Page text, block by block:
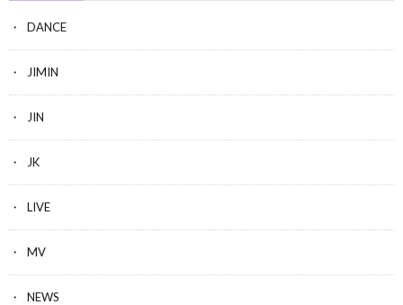
DANCE
JIMIN
JIN
JK
LIVE
MV
NEWS